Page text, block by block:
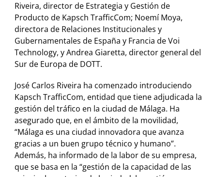
Riveira, director de Estrategia y Gestión de
Producto de Kapsch TrafficCom; Noemí Moya,
directora de Relaciones Institucionales y
Gubernamentales de España y Francia de Voi
Technology, y Andrea Giaretta, director general del
Sur de Europa de DOTT.
José Carlos Riveira ha comenzado introduciendo
Kapsch TrafficCom, entidad que tiene adjudicada la
gestión del tráfico en la ciudad de Málaga. Ha
asegurado que, en el ámbito de la movilidad,
“Málaga es una ciudad innovadora que avanza
gracias a un buen grupo técnico y humano”.
Además, ha informado de la labor de su empresa,
que se basa en la “gestión de la capacidad de las